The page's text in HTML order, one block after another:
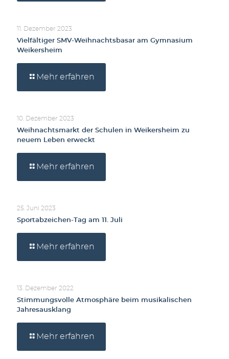
11. Dezember 2023
Vielfältiger SMV-Weihnachtsbasar am Gymnasium
Weikersheim
Mehr erfahren
10. Dezember 2023
Weihnachtsmarkt der Schulen in Weikersheim zu
neuem Leben erweckt
Mehr erfahren
25. Juni 2023
Sportabzeichen-Tag am 11. Juli
Mehr erfahren
13. Dezember 2022
Stimmungsvolle Atmosphäre beim musikalischen
Jahresausklang
Mehr erfahren